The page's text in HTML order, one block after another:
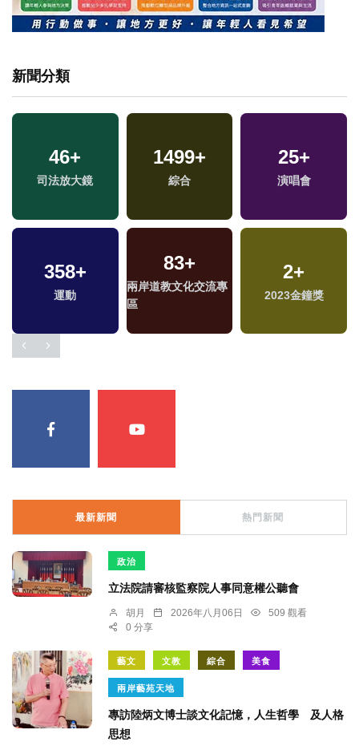
新聞分類
46+
司法放大鏡
1499+
綜合
25+
演唱會
358+
運動
83+
兩岸道教文化交流專
區
2+
2023金鐘獎
最新新聞 熱門新聞
政治
立法院請審核監察院人事同意權公聽會
胡月 2026年八月06日
509 觀看
0 分享
藝文 文教 綜合 美食
兩岸藝苑天地
專訪陸炳文博士談文化記憶，人生哲學 及人格
思想